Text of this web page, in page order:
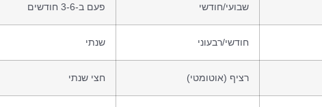
שבועי/חודשי פעם ב-3-6 חודשים
חודשי/רבעוני שנתי
רציף (אוטומטי) חצי שנתי